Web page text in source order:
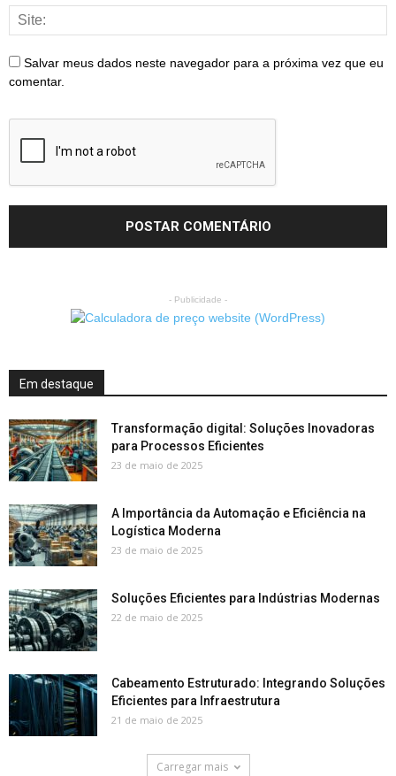
Salvar meus dados neste navegador para a próxima vez que eu
comentar.
- Publicidade -
Em destaque
Transformação digital: Soluções Inovadoras
para Processos Eficientes
23 de maio de 2025
A Importância da Automação e Eficiência na
Logística Moderna
23 de maio de 2025
Soluções Eficientes para Indústrias Modernas
22 de maio de 2025
Cabeamento Estruturado: Integrando Soluções
Eficientes para Infraestrutura
21 de maio de 2025
Carregar mais